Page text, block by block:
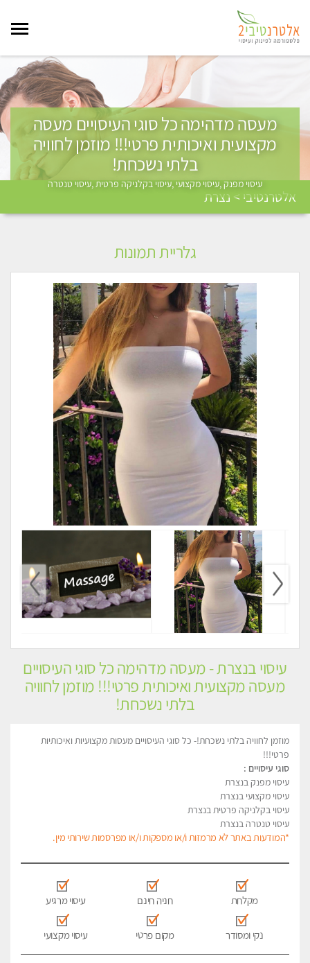
מעסה מדהימה כל סוגי העיסויים מעסה
מקצועית ואיכותית פרטי!!! מוזמן לחוויה
בלתי נשכחת!
עיסוי מפנק ,עיסוי מקצועי ,עיסוי בקלניקה פרטית ,עיסוי טנטרה
אלטרנטיבי > נצרת
עיסוי בנצרת - מעסה מדהימה כל סוגי העיסויים
מעסה מקצועית ואיכותית פרטי!!! מוזמן לחוויה
בלתי נשכחת!
מוזמן לחוויה בלתי נשכחת!- כל סוגי העיסויים מעסות מקצועיות ואיכותיות
פרטי!!!
סוגי עיסויים :
עיסוי מפנק בנצרת
עיסוי מקצועי בנצרת
עיסוי בקלניקה פרטית בנצרת
עיסוי טנטרה בנצרת
*המודעות באתר לא מרמזות ו/או מספקות ו/או מפרסמות שירותי מין.
מקלחת חניה חינם עיסוי מרגיע
נקי ומסודר מקום פרטי עיסוי מקצועי
גלריית תמונות